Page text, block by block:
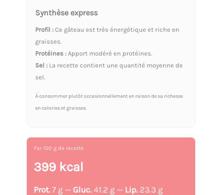
Synthèse express
Profil : Ce gâteau est très énergétique et riche en
graisses.
Protéines : Apport modéré en protéines.
Sel : La recette contient une quantité moyenne de
sel.
À consommer plutôt occasionnellement en raison de sa richesse
en calories et graisses.
Par 100 g de recette
399 kcal
Prot. 7 g — Gluc. 41.2 g — Lip. 23.3 g